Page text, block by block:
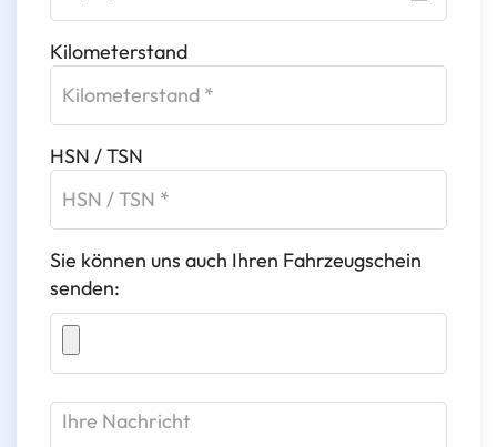
Kilometerstand
HSN / TSN
Sie können uns auch Ihren Fahrzeugschein
senden: